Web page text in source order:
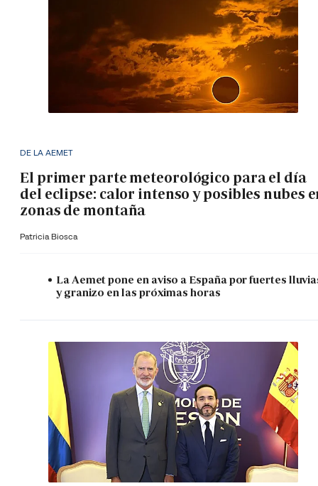
DE LA AEMET
El primer parte meteorológico para el día
del eclipse: calor intenso y posibles nubes
zonas de montaña
Patricia Biosca
La Aemet pone en aviso a España por fuertes
y granizo en las próximas horas